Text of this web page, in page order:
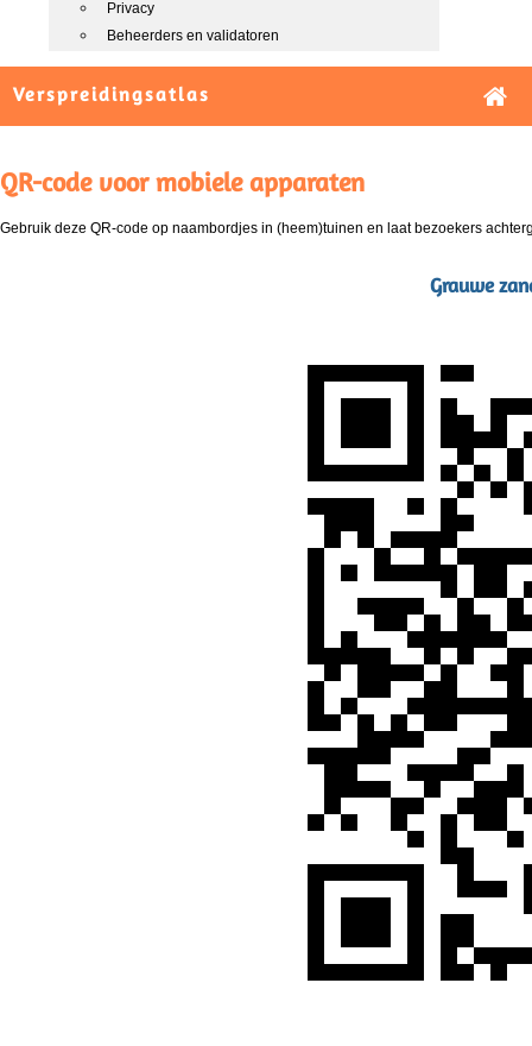
Privacy
Beheerders en validatoren
Verspreidingsatlas
QR-code voor mobiele apparaten
Gebruik deze QR-code op naambordjes in (heem)tuinen en laat bezoekers
Grauwe